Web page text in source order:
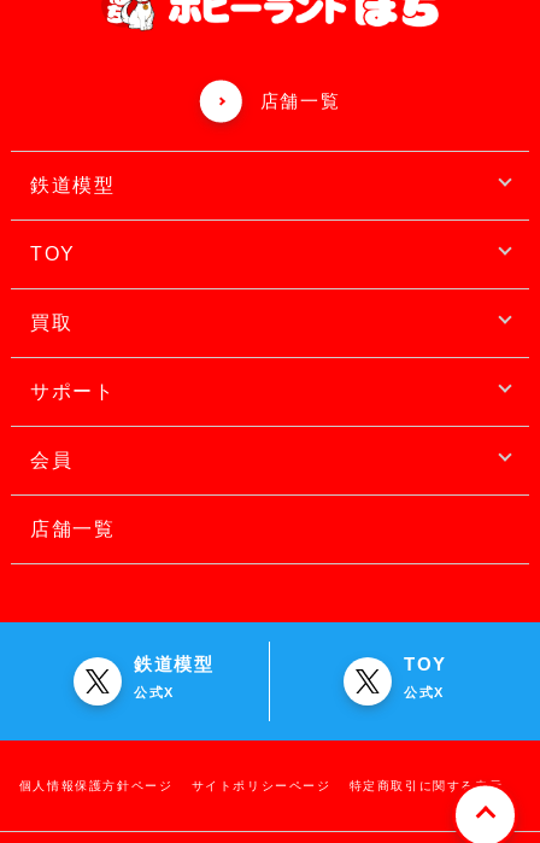
店舗一覧
鉄道模型
TOY
買取
サポート
会員
店舗一覧
鉄道模型
公式X
TOY
公式X
個人情報保護方針ページ サイトポリシーページ 特定商取引に関する表示